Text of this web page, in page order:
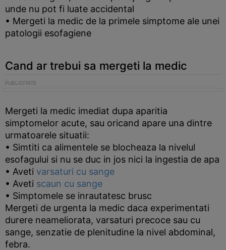
unde nu pot fi luate accidental
• Mergeti la medic de la primele simptome ale unei
patologii esofagiene
Cand ar trebui sa mergeti la medic
Mergeti la medic imediat dupa aparitia
simptomelor acute, sau oricand apare una dintre
urmatoarele situatii:
• Simtiti ca alimentele se blocheaza la nivelul
esofagului si nu se duc in jos nici la ingestia de apa
• Aveti varsaturi cu sange
• Aveti scaun cu sange
• Simptomele se inrautatesc brusc
Mergeti de urgenta la medic daca experimentati
durere neameliorata, varsaturi precoce sau cu
sange, senzatie de plenitudine la nivel abdominal,
febra.